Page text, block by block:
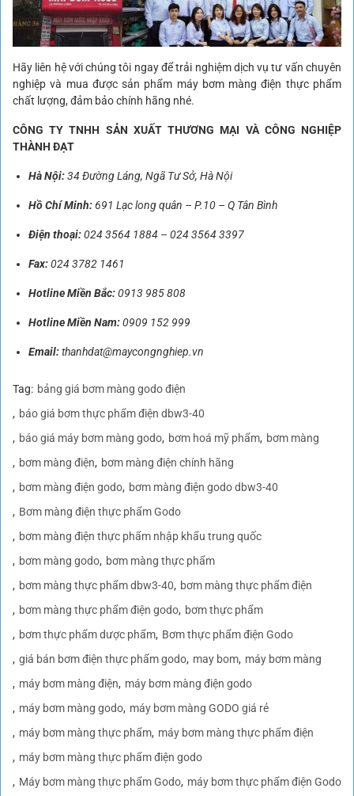
Hãy liên hệ với chúng tôi ngay để trải nghiệm dịch vụ tư vấn chuyên
nghiệp và mua được sản phẩm máy bơm màng điện thực phẩm
chất lượng, đảm bảo chính hãng nhé.
CÔNG TY TNHH SẢN XUẤT THƯƠNG MẠI VÀ CÔNG NGHIỆP
THÀNH ĐẠT
Hà Nội:34 Đường Láng, Ngã Tư Sở, Hà Nội
Hồ Chí Minh:691 Lạc long quân – P.10 – Q Tân Bình
Điện thoại:024 3564 1884 – 024 3564 3397
Fax:024 3782 1461
Hotline Miền Bắc:0913 985 808
Hotline Miền Nam:0909 152 999
Email:thanhdat@maycongnghiep.vn
Tag: bảng giá bơm màng godo điện
báo giá bơm thực phẩm điện dbw3-40
báo giá máy bơm màng godo
bơm hoá mỹ phẩm
bơm màng
bơm màng điện
bơm màng điện chính hãng
bơm màng điện godo
bơm màng điện godo dbw3-40
Bơm màng điện thực phẩm Godo
bơm màng điện thực phẩm nhập khẩu trung quốc
bơm màng godo
bơm màng thực phẩm
bơm màng thực phẩm dbw3-40
bơm màng thực phẩm điện
bơm màng thực phẩm điện godo
bơm thực phẩm
bơm thực phẩm dược phẩm Bơm thực phẩm điện Godo
giá bán bơm điện thực phẩm godo may bom máy bơm màng
máy bơm màng điện
máy bơm màng điện godo
máy bơm màng godo máy bơm màng GODO giá rẻ
máy bơm màng thực phẩm máy bơm màng thực phẩm điện
máy bơm màng thực phẩm điện godo
Máy bơm màng thực phẩm Godo máy bơm thực phẩm điện Godo